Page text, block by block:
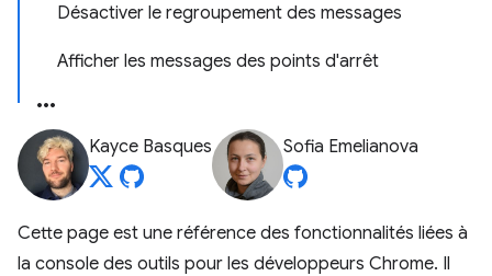
Désactiver le regroupement des messages
Afficher les messages des points d'arrêt
Kayce Basques Sofia Emelianova
Cette page est une référence des fonctionnalités liées à
la console des outils pour les développeurs Chrome. Il